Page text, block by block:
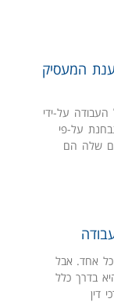
המעסיק
על-ידי
על-פי
שלה הם
אחד. אבל
בדרך כלל
דין